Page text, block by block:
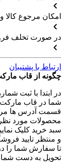
امکان مرجوع کالا
در صورت تخلف
ارتباط با پشتیبان
چگونه از قاب
در ابتدا با ثبت
شما در قاب
قسمت آدرس ها
محصولات مورد
سبد خرید کلیک
و منتظر تایید
تا سفارش شما را
تحویل به دست شما